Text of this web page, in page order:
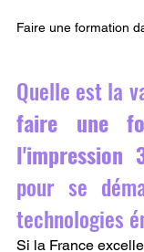
Faire une formation
faire une
l'impression
pour se
technologies
Si la France